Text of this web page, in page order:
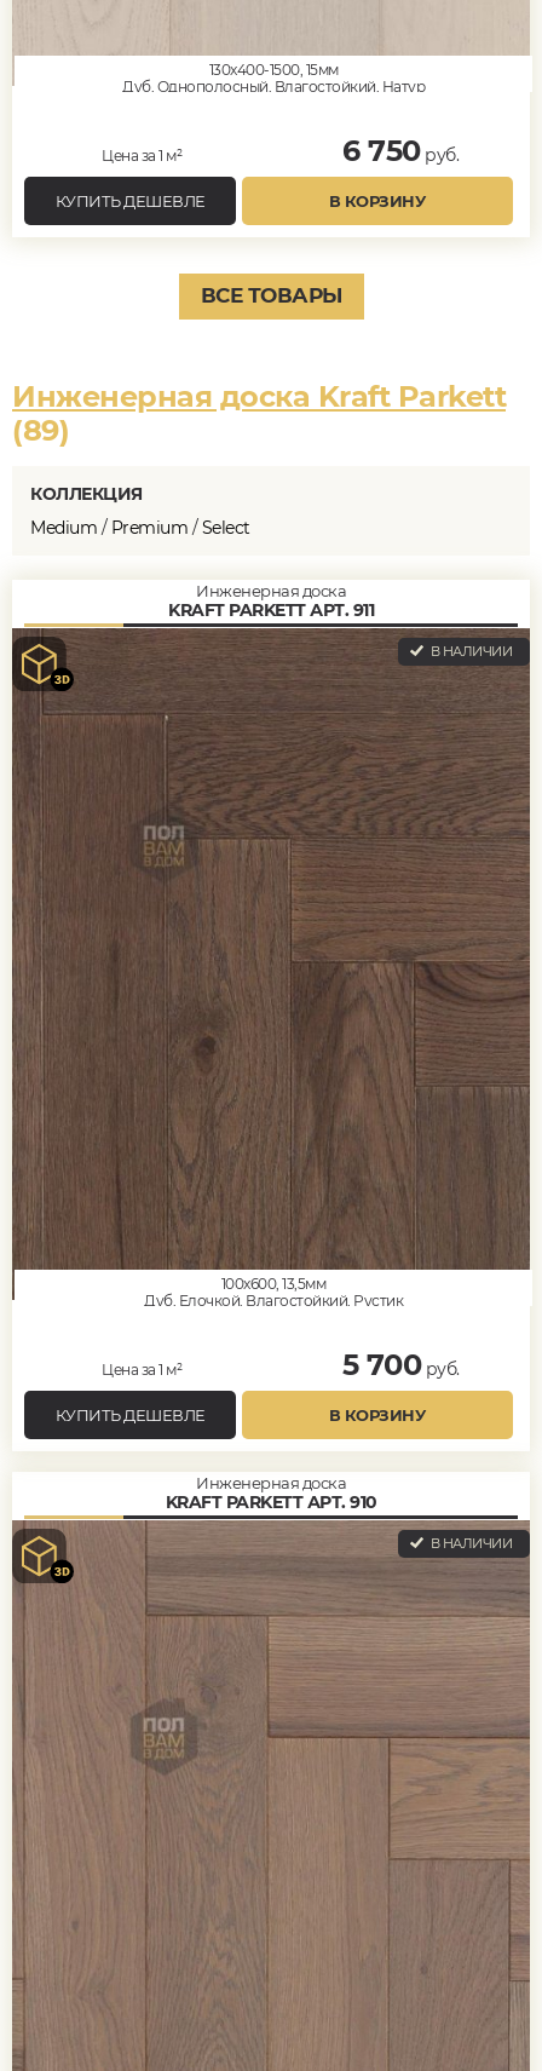
130x400-1500, 15мм
Дуб, Однополосный, Влагостойкий, Натур
Цена за 1 м² 6 750руб.
КУПИТЬ ДЕШЕВЛЕ В КОРЗИНУ
ВСЕ ТОВАРЫ
Инженерная доска Kraft Parkett
(89)
КОЛЛЕКЦИЯ
Medium / Premium /Select
Инженерная доска
KRAFT PARKETT АРТ. 911
В НАЛИЧИИ
100x600, 13,5мм
Дуб, Елочкой, Влагостойкий, Рустик
Цена за 1 м² 5 700руб.
КУПИТЬ ДЕШЕВЛЕ В КОРЗИНУ
Инженерная доска
KRAFT PARKETT АРТ. 910
В НАЛИЧИИ